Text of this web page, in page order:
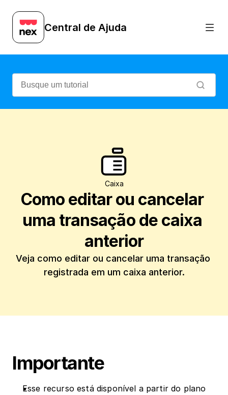
Central de Ajuda
Caixa
Como editar ou cancelar
uma transação de caixa
anterior
Veja como editar ou cancelar uma transação
registrada em um caixa anterior.
Importante
Esse recurso está disponível a partir do plano